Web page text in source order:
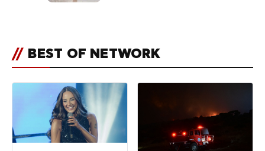
// BEST OF NETWORK